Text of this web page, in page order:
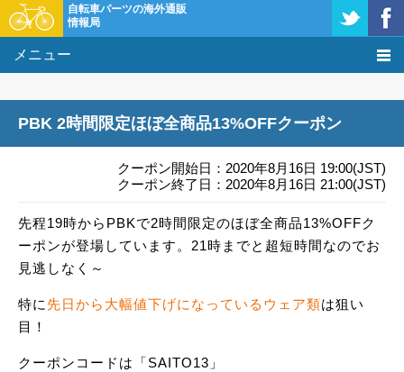
自転車パーツの海外通販
情報局
メニュー
基礎知識
購入方法
激安情報
PBK 2時間限定ほぼ全商品13%OFFクーポン
クーポン開始日：2020年8月16日 19:00(JST)
クーポン終了日：2020年8月16日 21:00(JST)
先程19時からPBKで2時間限定のほぼ全商品13%OFFク
ーポンが登場しています。21時までと超短時間なのでお
見逃しなく～
特に 先日から大幅値下げになっているウェア類は狙い
目！
クーポンコードは「SAITO13」